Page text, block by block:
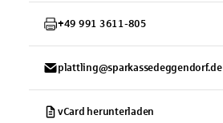
+49 991 3611-805
plattling@sparkassedeggendorf.de
vCard herunterladen